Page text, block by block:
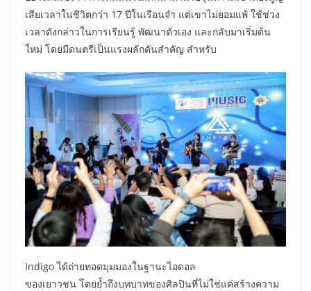
เสียเวลาในชีวิตกว่า 17 ปีในเรือนจำ แต่เขาไม่ยอมแพ้ ใช้ช่วง
เวลาดังกล่าวในการเรียนรู้ พัฒนาตัวเอง และกลับมาเริ่มต้น
ใหม่ โดยมีดนตรีเป็นแรงผลักดันสำคัญ สำหรับ
Indigo ได้ถ่ายทอดมุมมองในฐานะไอดอล
ของเยาวชน โดยย้ำถึงบทบาทของศิลปินที่ไม่ใช่แค่สร้างความ